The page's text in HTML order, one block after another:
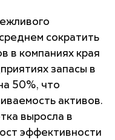
сократить
в компаниях края
запасы в
50%, что
активов.
выросла в
эффективности